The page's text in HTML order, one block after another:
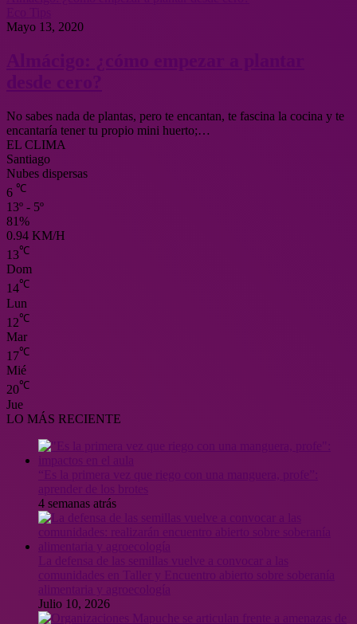
Mayo 13, 2020
No sabes nada de plantas, pero te encantan, te fascina la cocina y te
encantaría tener tu propio mini huerto;…
EL CLIMA
Santiago
Nubes dispersas
6 ℃
13º - 5º
81%
0.94 KM/H
13℃
Dom
14℃
Lun
12℃
Mar
17℃
Mié
20℃
Jue
LO MÁS RECIENTE
4 semanas atrás
Julio 10, 2026